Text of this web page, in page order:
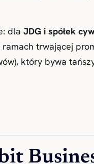
dla JDG i spółek
trwającej
który bywa